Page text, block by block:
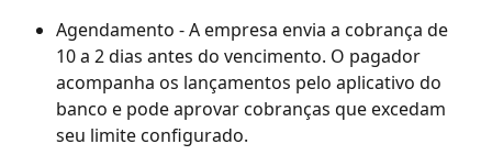
Agendamento - A empresa envia a cobrança de
10 a 2 dias antes do vencimento. O pagador
acompanha os lançamentos pelo aplicativo do
banco e pode aprovar cobranças que excedam
seu limite configurado.